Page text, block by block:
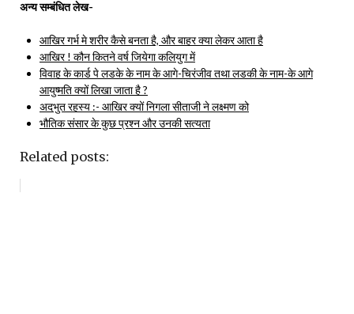
अन्य सम्बंधित लेख-
आखिर गर्भ मे शरीर कैसे बनता है, और बाहर क्या लेकर आता है
आखिर ! कौन कितने वर्ष जियेगा कलियुग में
विवाह के कार्ड पे लडके के नाम के आगे-चिरंजीव तथा लडकी के नाम-के आगे
आयुष्मति क्यों लिखा जाता है ?
अदभुत रहस्य :- आखिर क्यों निगला सीताजी ने लक्ष्मण को
भौतिक संसार के कुछ प्रश्न और उनकी सत्यता
Related posts: